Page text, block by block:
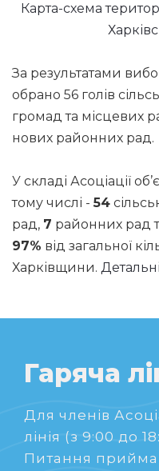
Карта-схема
За результатами
обрано 56 голів
громад та місцевих
нових районних рад.
У складі Асоціації
тому числі -54
рад, 7 районних рад
97% від загальної
Харківщини.
Гаряча
Для членів
лінія (з 9:00 до
Питання